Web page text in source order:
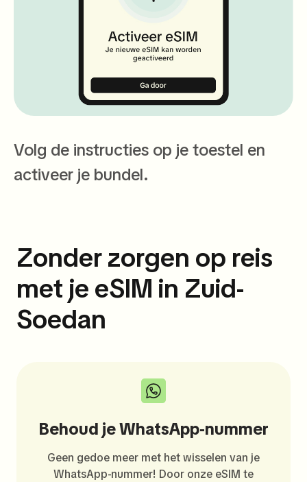
Volg de instructies op je toestel en
activeer je bundel.
Zonder zorgen op reis
met je eSIM in Zuid-
Soedan
Behoud je WhatsApp-nummer
Geen gedoe meer met het wisselen van je
WhatsApp-nummer! Door onze eSIM te